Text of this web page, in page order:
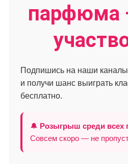
парфюма
Подпишись на наши
и получи шанс выиграть
бесплатно.
🔔 Розыгрыш среди всех
Совсем скоро — не